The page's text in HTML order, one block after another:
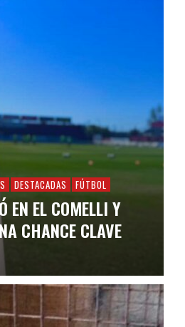
DESTACADAS FÚTBOL
EN EL COMELLI Y
CHANCE CLAVE